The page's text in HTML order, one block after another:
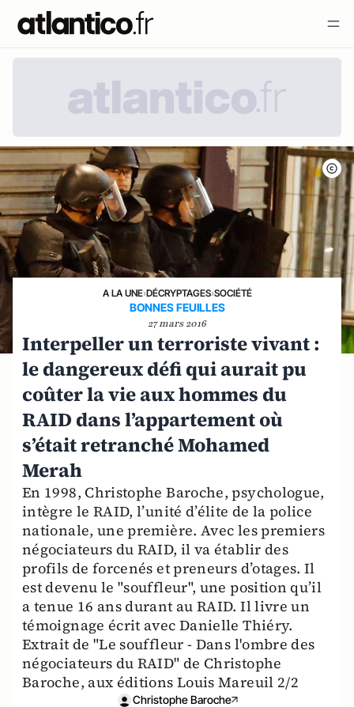
A LA UNE›DÉCRYPTAGES›SOCIÉTÉ
BONNES FEUILLES
27 mars 2016
Interpeller un terroriste vivant :
le dangereux défi qui aurait pu
coûter la vie aux hommes du
RAID dans l’appartement où
s’était retranché Mohamed
Merah
En 1998, Christophe Baroche, psychologue,
intègre le RAID, l’unité d’élite de la police
nationale, une première. Avec les premiers
négociateurs du RAID, il va établir des
profils de forcenés et preneurs d’otages. Il
est devenu le "souffleur", une position qu’il
a tenue 16 ans durant au RAID. Il livre un
témoignage écrit avec Danielle Thiéry.
Extrait de "Le souffleur - Dans l'ombre des
négociateurs du RAID" de Christophe
Baroche, aux éditions Louis Mareuil 2/2
Christophe Baroche